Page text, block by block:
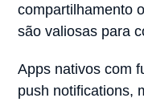
compartilhamento
são valiosas para
Apps nativos com
push notifications,